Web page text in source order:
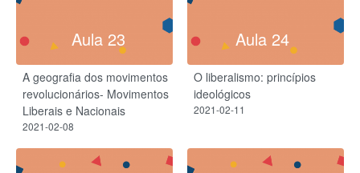
Aula 23
A geografia dos movimentos
revolucionários- Movimentos
Liberais e Nacionais
2021-02-08
Aula 24
O liberalismo: princípios
ideológicos
2021-02-11